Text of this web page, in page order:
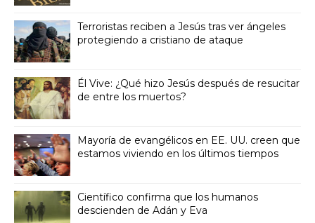
Terroristas reciben a Jesús tras ver ángeles
protegiendo a cristiano de ataque
Él Vive: ¿Qué hizo Jesús después de resucitar
de entre los muertos?
Mayoría de evangélicos en EE. UU. creen que
estamos viviendo en los últimos tiempos
Científico confirma que los humanos
descienden de Adán y Eva